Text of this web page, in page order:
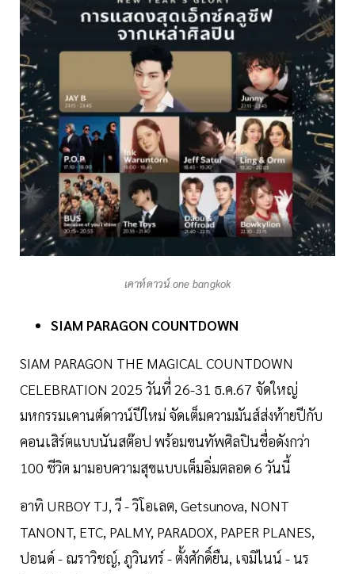
เคาท์ดาวน์ one bangkok
SIAM PARAGON COUNTDOWN
SIAM PARAGON THE MAGICAL COUNTDOWN
CELEBRATION 2025 วันที่ 26-31 ธ.ค.67 จัดใหญ่
มหกรรมเคานต์ดาวน์ปีใหม่ จัดเต็มความมันส์ส่งท้ายปีกับ
คอนเสิร์ตแบบนันสต๊อป พร้อมขนทัพศิลปินชื่อดังกว่า
100 ชีวิต มามอบความสุขแบบเต็มอิ่มตลอด 6 วันนี้
อาทิ URBOY TJ, วี - วิโอเลต, Getsunova, NONT
TANONT, ETC, PALMY, PARADOX, PAPER PLANES,
ปอนด์ - ณราวิชญ์, ภูวินทร์ - ตั้งศักดิ์ยืน, เจมิไนน์ - นร